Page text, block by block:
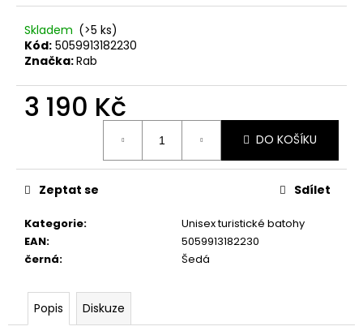
Skladem (>5 ks)
Kód: 5059913182230
Značka:Rab
3 190 Kč
DO KOŠÍKU
Kategorie:
Unisex turistické batohy
EAN:
5059913182230
černá: Šedá
Zeptat se Sdílet
Popis Diskuze
č
u
e
m
Kč